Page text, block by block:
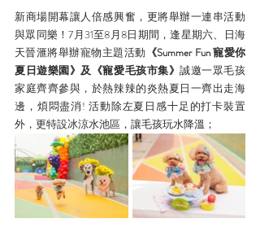
新商場開幕讓人倍感興奮，更將舉辦一連串活動
與眾同樂！7月31至8月8日期間，逢星期六、日海
天晉滙將舉辦寵物主題活動 《Summer Fun 寵愛你
夏日遊樂園》及《寵愛毛孩市集》誠邀一眾毛孩
家庭齊齊參與，於熱辣辣的炎熱夏日一齊出走海
邊，煩悶盡消! 活動除左夏日感十足的打卡裝置
外，更特設冰涼水池區，讓毛孩玩水降溫；